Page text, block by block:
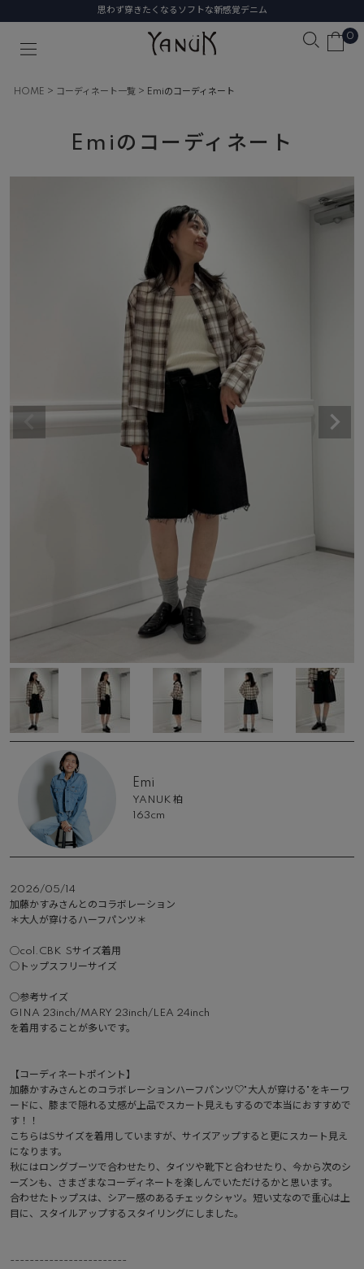
思わず穿きたくなるソフトな新感覚デニム
0
HOME コーディネート一覧 Emiのコーディネート
Emiのコーディネート
Emi
YANUK 柏
163cm
2026/05/14
加藤かすみさんとのコラボレーション
＊大人が穿けるハーフパンツ＊
◯col.CBK  Sサイズ着用
◯トップスフリーサイズ
◯参考サイズ
GINA 23inch/MARY 23inch/LEA 24inch
を着用することが多いです。
【コーディネートポイント】
加藤かすみさんとのコラボレーションハーフパンツ♡"大人が穿ける"をキーワ
ードに、膝まで隠れる丈感が上品でスカート見えもするので本当におすすめで
す！！
こちらはSサイズを着用していますが、サイズアップすると更にスカート見え
になります。
秋にはロングブーツで合わせたり、タイツや靴下と合わせたり、今から次のシ
ーズンも、さまざまなコーディネートを楽しんでいただけるかと思います。
合わせたトップスは、シアー感のあるチェックシャツ。短い丈なので重心は上
目に、スタイルアップするスタイリングにしました。
------------------------